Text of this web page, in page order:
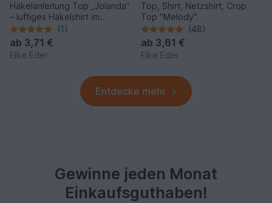
Häkelanleitung Top „Jolanda“
– luftiges Häkelshirt im
Mustermix
(1)
ab 3,71 €
Elke Eder
Top, Shirt, Netzshirt, Crop
Top "Melody"
(48)
ab 3,61 €
Elke Eder
Entdecke mehr
Gewinne jeden Monat
Einkaufsguthaben!